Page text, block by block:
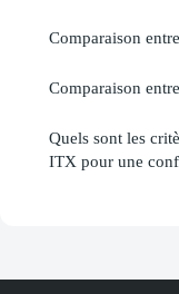
Comparaison
Comparaison
Quels sont les
ITX pour une